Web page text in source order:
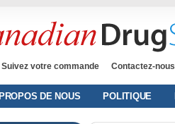
Suivez votre commande Contactez-nous
DE NOUS POLITIQUE